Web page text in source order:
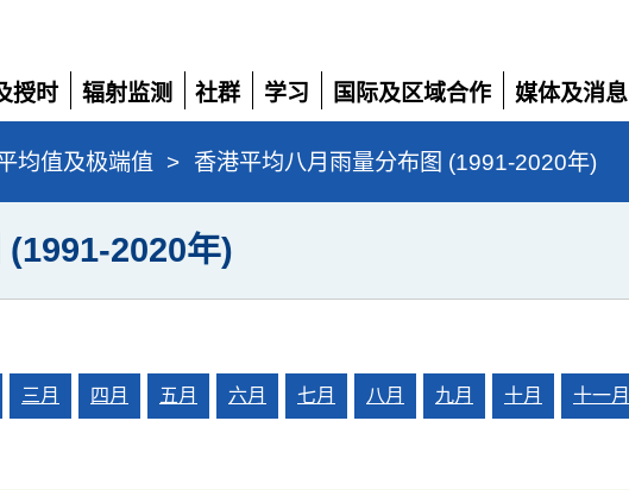
授时
辐射监测
展
开
社群
展
开
学习
展
开
国际及区域合作
展
开
媒体及消息
展
开
均值及极端值 > 香港平均八月雨量分布图 (1991-2020年)
2020年)
三月 四月 五月 六月 七月 八月 九月 十月 十一月